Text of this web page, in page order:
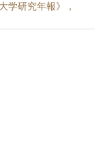
学研究年報》，